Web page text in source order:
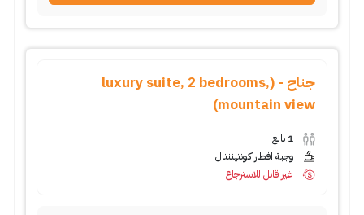
جناح - (luxury suite, 2 bedrooms,
mountain view)
1 بالغ
وجبة افطار كونتيننتال
غير قابل للاسترجاع